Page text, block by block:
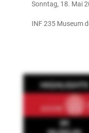
Sonntag, 18. Mai
INF 235 Museum